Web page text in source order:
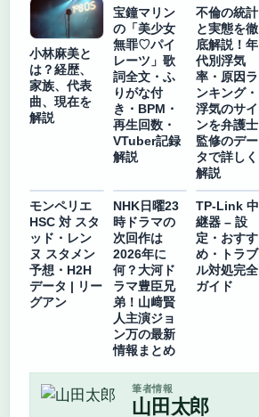
小林麻美と
は？経歴、
家族、代表
曲、現在を
解説
宝鐘マリン
の「美少女
無罪♡パイ
レーツ」歌
詞全文・ふ
りがな付
き・BPM・
再生回数・
VTuber記録
解説
不倫の統計
と実態を徹
底解説！年
代別浮気
率・原因ラ
ンキング・
浮気のサイ
ンを弁護士
監修のデー
タで詳しく
解説
モンペリエ
HSC 対 スタ
ッド・レン
ヌ スタメン
予想・H2H
データ | リー
グアン
NHK日曜23
時ドラマの
次回作は
2026年に
何？大河ド
ラマ豊臣兄
弟！山﨑賢
人主演ジョ
ン万の最新
情報まとめ
TP-Link 中
継器 – 設
定・おすす
め・トラブ
ル対処完全
ガイド
筆者情報
山田太郎